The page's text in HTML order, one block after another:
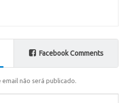
Facebook Comments
email não será publicado.